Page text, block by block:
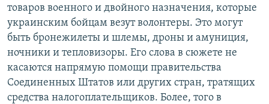
товаров военного и двойного назначения, которые
украинским бойцам везут волонтеры. Это могут
быть бронежилеты и шлемы, дроны и амуниция,
ночники и тепловизоры. Его слова в сюжете не
касаются напрямую помощи правительства
Соединенных Штатов или других стран, тратящих
средства налогоплательщиков. Более, того в